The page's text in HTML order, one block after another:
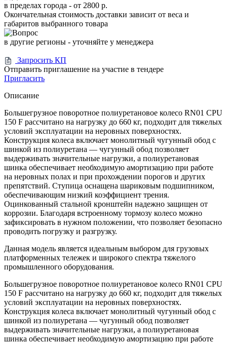
в пределах города - от 2800 р.
Окончательная стоимость доставки зависит от веса и
габаритов выбранного товара
в другие регионы - уточняйте у менеджера
Запросить КП
Отправить приглашение на участие в тендере
Пригласить
Описание
Большегрузное поворотное полиуретановое колесо RN01 CPU
150 F рассчитано на нагрузку до 660 кг, подходит для тяжелых
условий эксплуатации на неровных поверхностях.
Конструкция колеса включает монолитный чугунный обод с
шинкой из полиуретана — чугунный обод позволяет
выдерживать значительные нагрузки, а полиуретановая
шинка обеспечивает необходимую амортизацию при работе
на неровных полах и при прохождении порогов и других
препятствий. Ступица оснащена шариковым подшипником,
обеспечивающим низкий коэффициент трения.
Оцинкованный стальной кронштейн надежно защищен от
коррозии. Благодаря встроенному тормозу колесо можно
зафиксировать в нужном положении, что позволяет безопасно
проводить погрузку и разгрузку.
Данная модель является идеальным выбором для грузовых
платформенных тележек и широкого спектра тяжелого
промышленного оборудования.
Большегрузное поворотное полиуретановое колесо RN01 CPU
150 F рассчитано на нагрузку до 660 кг, подходит для тяжелых
условий эксплуатации на неровных поверхностях.
Конструкция колеса включает монолитный чугунный обод с
шинкой из полиуретана — чугунный обод позволяет
выдерживать значительные нагрузки, а полиуретановая
шинка обеспечивает необходимую амортизацию при работе